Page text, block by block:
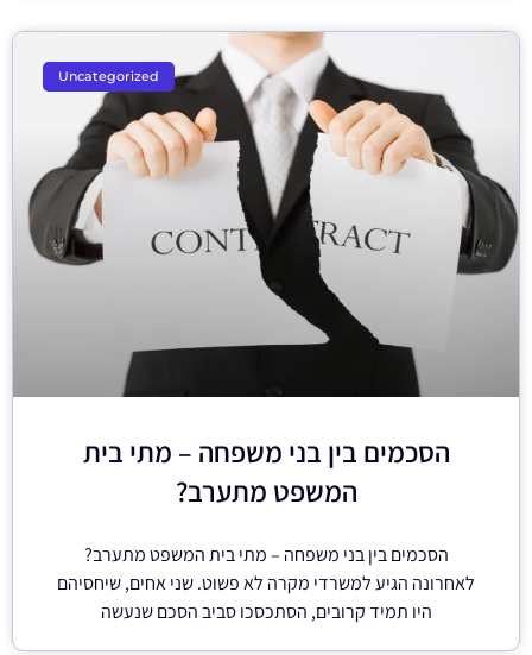
Uncategorized
הסכמים בין בני משפחה – מתי בית
המשפט מתערב?
הסכמים בין בני משפחה – מתי בית המשפט מתערב?
לאחרונה הגיע למשרדי מקרה לא פשוט. שני אחים, שיחסיהם
היו תמיד קרובים, הסתכסכו סביב הסכם שנעשה